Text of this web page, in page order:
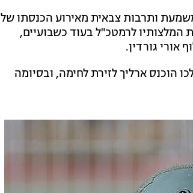
ותרבות צבאית מאירוע הכנסתו של
המלצותיו לרמטכ"ל בעוד כשבועיים,
אורי גורדין.
ארליך לזירת לחימה, ובסיומה